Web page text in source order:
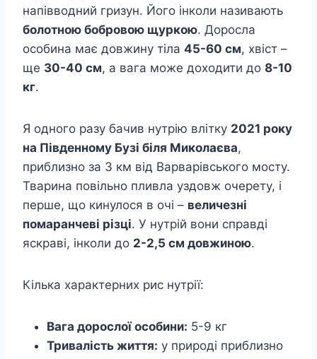
напівводний гризун. Його інколи називають
болотною бобровою щуркою. Доросла
особина має довжину тіла 45-60 см, хвіст –
ще 30-40 см, а вага може доходити до 8-10
кг.
Я одного разу бачив нутрію влітку 2021 року
на Південному Бузі біля Миколаєва,
приблизно за 3 км від Варварівського мосту.
Тварина повільно пливла уздовж очерету, і
перше, що кинулося в очі – величезні
помаранчеві різці. У нутрій вони справді
яскраві, інколи до 2-2,5 см довжиною.
Кілька характерних рис нутрії:
Вага дорослої особини: 5-9 кг
Тривалість життя: у природі приблизно